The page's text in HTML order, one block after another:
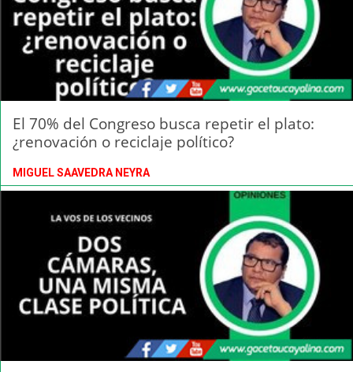
El 70% del Congreso busca repetir el plato:
¿renovación o reciclaje político?
MIGUEL SAAVEDRA NEYRA